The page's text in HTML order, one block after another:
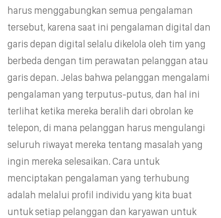
harus menggabungkan semua pengalaman
tersebut, karena saat ini pengalaman digital dan
garis depan digital selalu dikelola oleh tim yang
berbeda dengan tim perawatan pelanggan atau
garis depan. Jelas bahwa pelanggan mengalami
pengalaman yang terputus-putus, dan hal ini
terlihat ketika mereka beralih dari obrolan ke
telepon, di mana pelanggan harus mengulangi
seluruh riwayat mereka tentang masalah yang
ingin mereka selesaikan. Cara untuk
menciptakan pengalaman yang terhubung
adalah melalui profil individu yang kita buat
untuk setiap pelanggan dan karyawan untuk